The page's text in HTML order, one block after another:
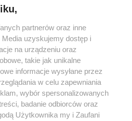
partnerów oraz inne
uzyskujemy dostęp i
na urządzeniu oraz
takie jak unikalne
informacje wysyłane przez
w celu zapewniania
wybór spersonalizowanych
badanie odbiorców oraz
Użytkownika my i Zaufani